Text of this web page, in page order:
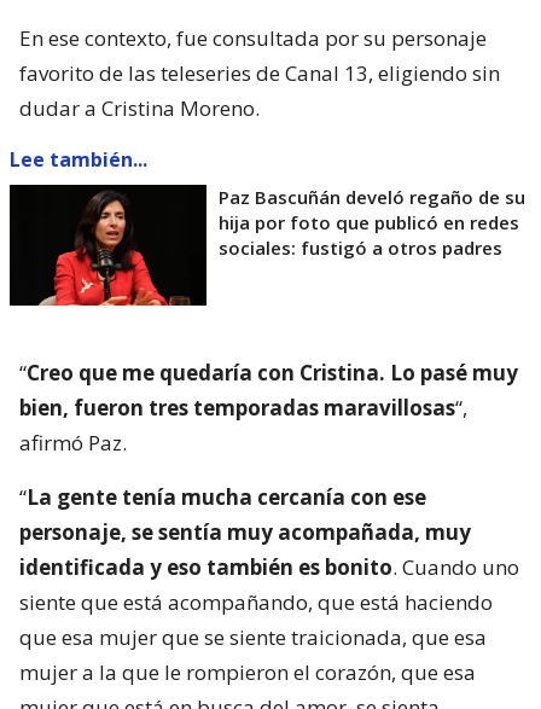
En ese contexto, fue consultada por su personaje
favorito de las teleseries de Canal 13, eligiendo sin
dudar a Cristina Moreno.
Lee también...
Paz Bascuñán develó regaño de su
hija por foto que publicó en redes
sociales: fustigó a otros padres
“Creo que me quedaría con Cristina. Lo pasé muy
bien, fueron tres temporadas maravillosas“,
afirmó Paz.
“La gente tenía mucha cercanía con ese
personaje, se sentía muy acompañada, muy
identificada y eso también es bonito. Cuando uno
siente que está acompañando, que está haciendo
que esa mujer que se siente traicionada, que esa
mujer a la que le rompieron el corazón, que esa